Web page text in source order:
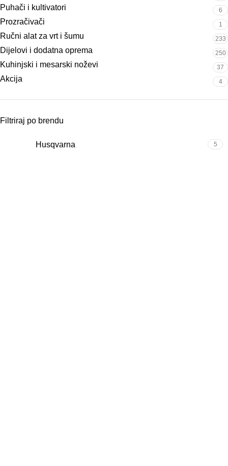
Puhači i kultivatori 6
Prozračivači 1
Ručni alat za vrt i šumu 233
Dijelovi i dodatna oprema 250
Kuhinjski i mesarski noževi 37
Akcija 4
Filtriraj po brendu
Husqvarna 5